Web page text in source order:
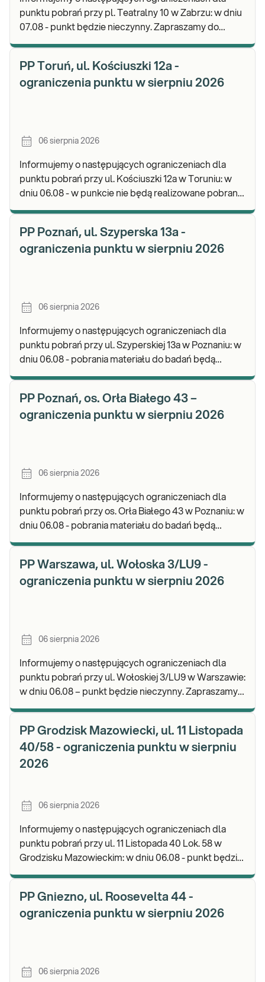
punktu pobrań przy pl. Teatralny 10 w Zabrzu: w dniu
07.08 - punkt będzie nieczynny. Zapraszamy do
PP Toruń, ul. Kościuszki 12a -
ograniczenia punktu w sierpniu 2026
06 sierpnia 2026
Informujemy o następujących ograniczeniach dla
punktu pobrań przy ul. Kościuszki 12a w Toruniu: w
dniu 06.08 - w punkcie nie będą realizowane pobrania
PP Poznań, ul. Szyperska 13a -
ograniczenia punktu w sierpniu 2026
06 sierpnia 2026
Informujemy o następujących ograniczeniach dla
punktu pobrań przy ul. Szyperskiej 13a w Poznaniu: w
dniu 06.08 - pobrania materiału do badań będą
PP Poznań, os. Orła Białego 43 –
ograniczenia punktu w sierpniu 2026
06 sierpnia 2026
Informujemy o następujących ograniczeniach dla
punktu pobrań przy os. Orła Białego 43 w Poznaniu: w
dniu 06.08 - pobrania materiału do badań będą
PP Warszawa, ul. Wołoska 3/LU9 -
ograniczenia punktu w sierpniu 2026
06 sierpnia 2026
Informujemy o następujących ograniczeniach dla
punktu pobrań przy ul. Wołoskiej 3/LU9 w Warszawie:
w dniu 06.08 – punkt będzie nieczynny. Zapraszamy
PP Grodzisk Mazowiecki, ul. 11 Listopada
40/58 - ograniczenia punktu w sierpniu
2026
06 sierpnia 2026
Informujemy o następujących ograniczeniach dla
punktu pobrań przy ul. 11 Listopada 40 Lok. 58 w
Grodzisku Mazowieckim: w dniu 06.08 - punkt będzie
PP Gniezno, ul. Roosevelta 44 -
ograniczenia punktu w sierpniu 2026
06 sierpnia 2026